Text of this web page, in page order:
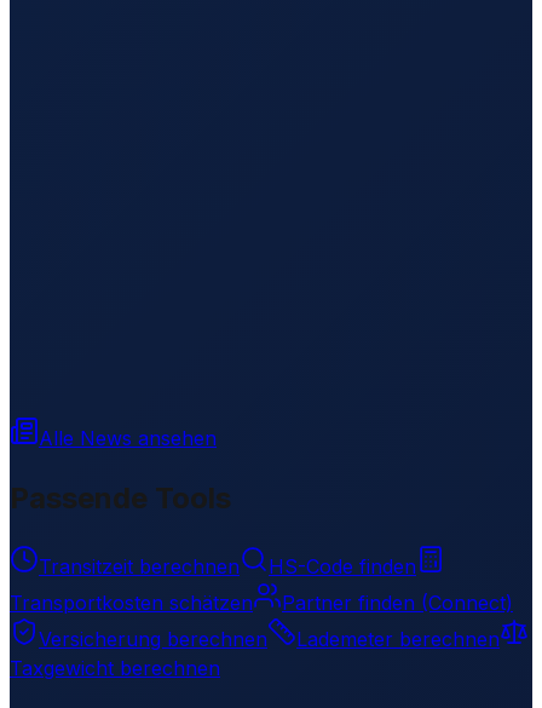
Alle News ansehen
Passende Tools
Transitzeit berechnen
HS-Code finden
Transportkosten schätzen
Partner finden (Connect)
Versicherung berechnen
Lademeter berechnen
Taxgewicht berechnen